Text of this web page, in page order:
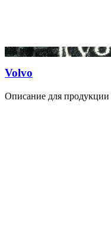
Volvo
Описание для продукции